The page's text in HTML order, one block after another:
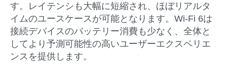
す。レイテンシも大幅に短縮され、ほぼリアルタ
イムのユースケースが可能となります。Wi-Fi 6は
接続デバイスのバッテリー消費も少なく、全体と
してより予測可能性の高いユーザーエクスペリエ
ンスを提供します。